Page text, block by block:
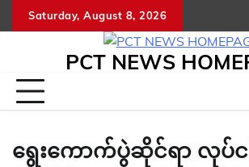
to
Saturday, August 8, 2026
PCT NEWS
ရွေးကောက်ပွဲဆိုင်ရာ လုပ်ငန်